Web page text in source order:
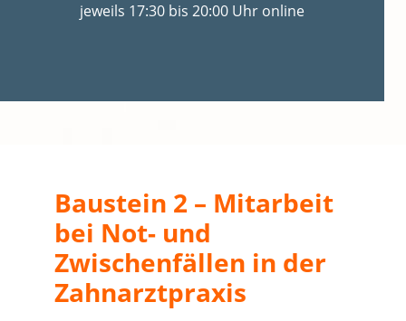
jeweils 17:30 bis 20:00 Uhr online
Baustein 2 – Mitarbeit
bei Not- und
Zwischenfällen in der
Zahnarztpraxis